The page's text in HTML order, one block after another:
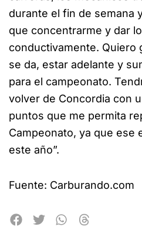
durante el fin de semana
que concentrarme y dar
conductivamente. Quiero
se da, estar adelante y
para el campeonato.
volver de Concordia con
puntos que me permita
Campeonato, ya que ese
este año”.
Fuente: Carburando.com